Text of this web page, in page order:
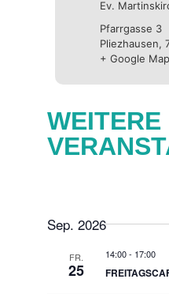
Ev.
Pfarrgasse 3
Pliezhausen,
+ Google Map
WEITERE
date.
Sep. 2026
FR.
25
14:00- 17:00